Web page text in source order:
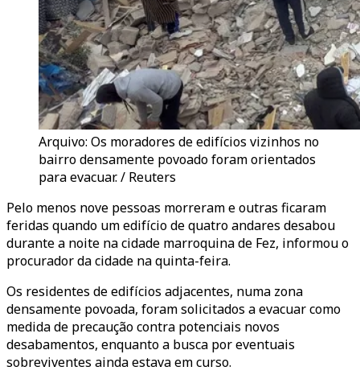
Arquivo: Os moradores de edifícios vizinhos no
bairro densamente povoado foram orientados
para evacuar. / Reuters
Pelo menos nove pessoas morreram e outras ficaram
feridas quando um edifício de quatro andares desabou
durante a noite na cidade marroquina de Fez, informou o
procurador da cidade na quinta-feira.
Os residentes de edifícios adjacentes, numa zona
densamente povoada, foram solicitados a evacuar como
medida de precaução contra potenciais novos
desabamentos, enquanto a busca por eventuais
sobreviventes ainda estava em curso.